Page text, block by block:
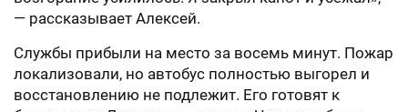
— рассказывает Алексей.
Службы прибыли на место за восемь минут. Пожар
локализовали, но автобус полностью выгорел и
восстановлению не подлежит. Его готовят к